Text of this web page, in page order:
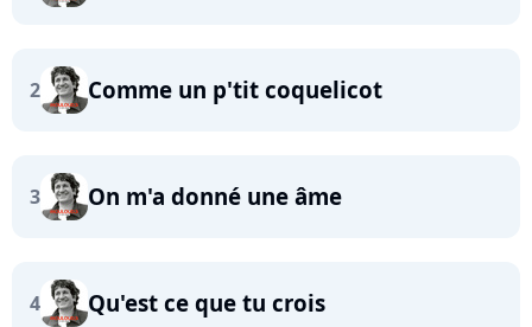
2 Comme un p'tit coquelicot
3 On m'a donné une âme
4 Qu'est ce que tu crois